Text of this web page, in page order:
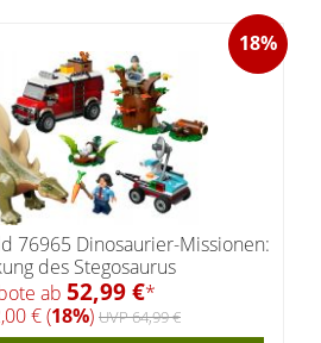
18%
76965 Dinosaurier-Missionen:
des Stegosaurus
ab 52,99 €*
€ (18%) UVP 64,99 €